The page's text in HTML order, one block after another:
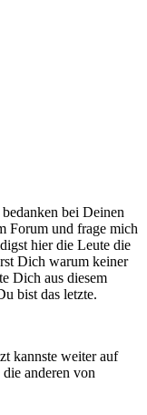
bei Deinen
Forum und frage mich
hier die Leute die
Dich warum keiner
Dich aus diesem
bist das letzte.
kannste weiter auf
anderen von